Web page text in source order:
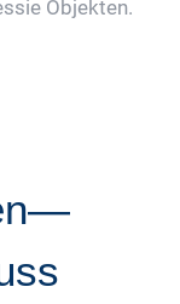
Objekten.